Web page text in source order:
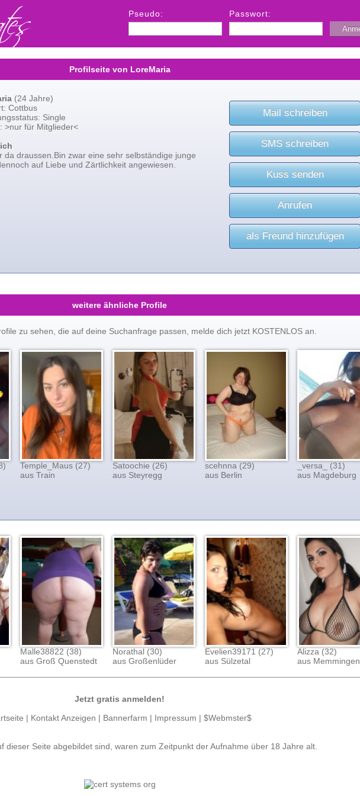
Pseudo: Passwort:
Profilseite von LoreMaria
(24 Jahre)
Cottbus
Single
>nur für Mitglieder<
da draussen.Bin zwar eine sehr selbständige junge
auf Liebe und Zärtlichkeit angewiesen.
Mail schreiben
SMS schreiben
Kuss senden
Anrufen
als Freund hinzufügen
weitere ähnliche Profile
zu sehen, die auf deine Suchanfrage passen, melde dich jetzt KOSTENLOS an.
Temple_Maus (27)
aus Train
Satoochie (26)
aus Steyregg
scehnna (29)
aus Berlin
_versa_ (31)
aus Magdeburg
Malle38822 (38)
aus Groß Quenstedt
Norathal (30)
aus Großenlüder
Evelien39171 (27)
aus Sülzetal
Alizza (32)
aus Memmingen
Jetzt gratis anmelden!
| Kontakt Anzeigen | Bannerfarm | Impressum | $Webmster$
dieser Seite abgebildet sind, waren zum Zeitpunkt der Aufnahme über 18 Jahre alt.